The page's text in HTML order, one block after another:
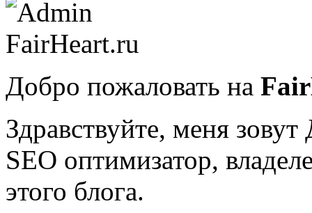
Добро пожаловать на
Здравствуйте, меня
SEO оптимизатор,
этого блога.